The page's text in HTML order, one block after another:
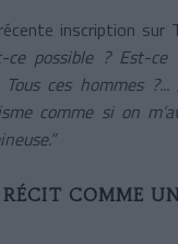
inscription
ce possible ? Est-
ces hommes
comme si on
COMME